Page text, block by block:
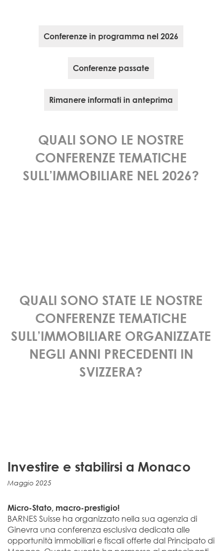
Conferenze in programma nel 2026
Conferenze passate
Rimanere informati in anteprima
QUALI SONO LE NOSTRE
CONFERENZE TEMATICHE
SULL’IMMOBILIARE NEL 2026?
QUALI SONO STATE LE NOSTRE
CONFERENZE TEMATICHE
SULL’IMMOBILIARE ORGANIZZATE
NEGLI ANNI PRECEDENTI IN
SVIZZERA?
Investire e stabilirsi a Monaco
Maggio 2025
Micro-Stato, macro-prestigio!
BARNES Suisse ha organizzato nella sua agenzia di
Ginevra una conferenza esclusiva dedicata alle
opportunità immobiliari e fiscali offerte dal Principato di